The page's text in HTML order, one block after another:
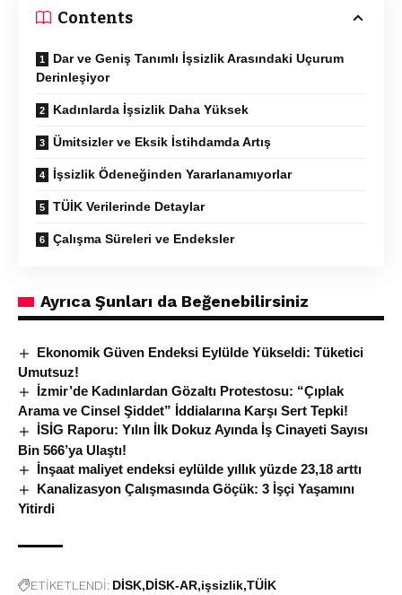
Contents
Dar ve Geniş Tanımlı İşsizlik Arasındaki Uçurum
Derinleşiyor
Kadınlarda İşsizlik Daha Yüksek
Ümitsizler ve Eksik İstihdamda Artış
İşsizlik Ödeneğinden Yararlanamıyorlar
TÜİK Verilerinde Detaylar
Çalışma Süreleri ve Endeksler
Ayrıca Şunları da Beğenebilirsiniz
Ekonomik Güven Endeksi Eylülde Yükseldi: Tüketici
Umutsuz!
İzmir’de Kadınlardan Gözaltı Protestosu: “Çıplak
Arama ve Cinsel Şiddet” İddialarına Karşı Sert Tepki!
İSİG Raporu: Yılın İlk Dokuz Ayında İş Cinayeti Sayısı
Bin 566’ya Ulaştı!
İnşaat maliyet endeksi eylülde yıllık yüzde 23,18 arttı
Kanalizasyon Çalışmasında Göçük: 3 İşçi Yaşamını
Yitirdi
ETİKETLENDİ: DİSK DİSK-AR işsizlik TÜİK